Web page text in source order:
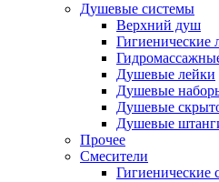
Душевые системы
Верхний душ
Гигиенические
Душевые лейки
Душевые
Душевые
Душевые
Прочее
Смесители
Гигиенические